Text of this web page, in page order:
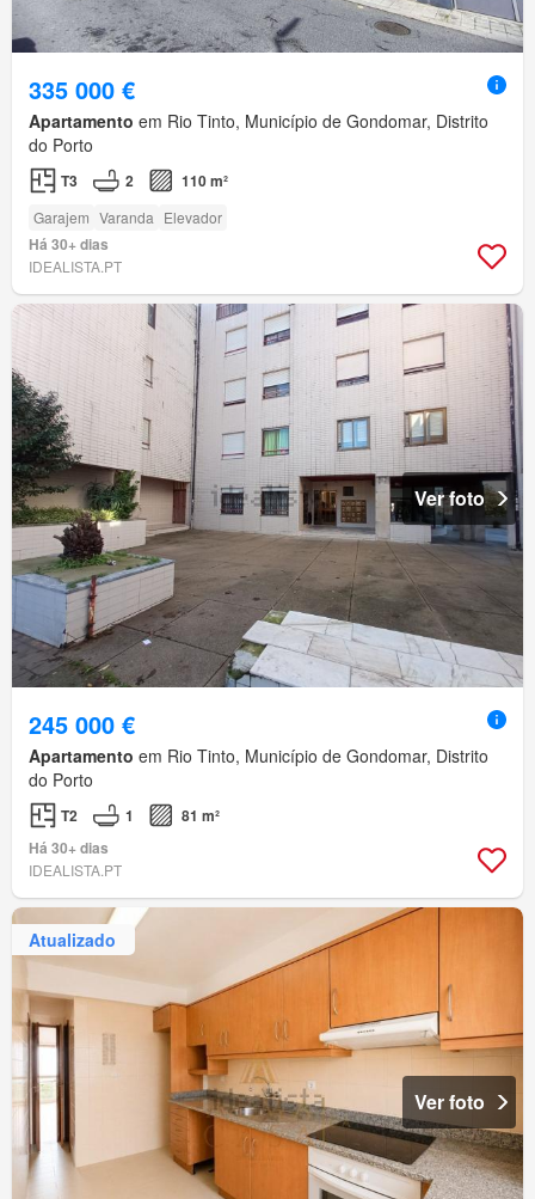
335 000 €
Apartamento em Rio Tinto, Município de Gondomar, Distrito
do Porto
T3 2 110 m²
Garajem Varanda Elevador
Há 30+ dias
IDEALISTA.PT
Ver foto
245 000 €
Apartamento em Rio Tinto, Município de Gondomar, Distrito
do Porto
T2 1
81 m²
Há 30+ dias
IDEALISTA.PT
Atualizado
Ver foto